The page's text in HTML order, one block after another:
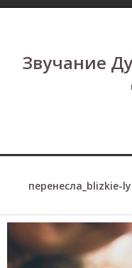
Звучание
перенесла_blizkie-